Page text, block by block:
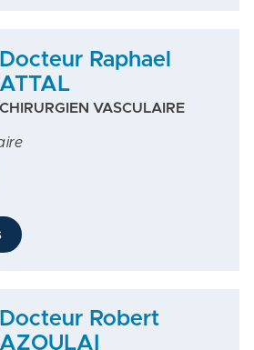
Docteur Raphael
ATTAL
CHIRURGIEN VASCULAIRE
Docteur Robert
AZOULAI